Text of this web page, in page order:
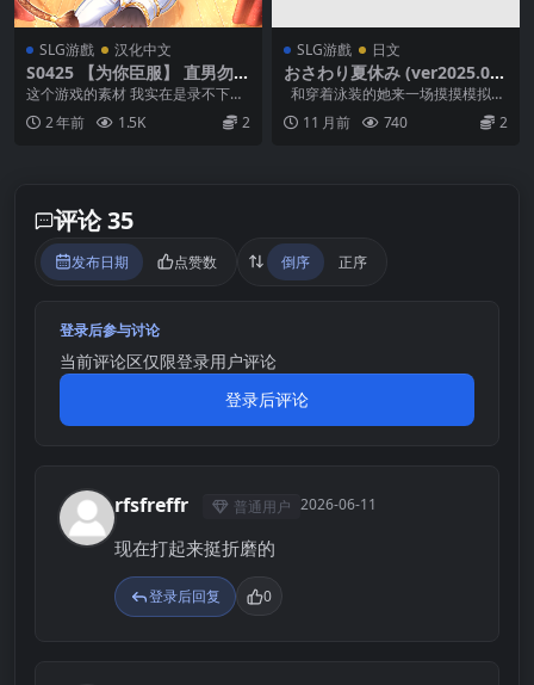
SLG游戲 汉化中文
S0425 【为你臣服】 直男勿
入！南通警告！
这个游戏的素材 我实在是录不下去
了.所以就直接发了！男同啊！慎入
吧！如果这里也能...
2 年前 1.5K 2
SLG游戲 日文
おさわり夏休み (ver2025.08.
29)
和穿着泳装的她来一场摸摸模拟！
和青梅竹马阿美酱，每年夏天都会
一起...11 月前 740 2
评论 35
发布日期 点赞数 倒序 正序
登录后参与讨论
当前评论区仅限登录用户评论
登录后评论
R rfsfreffr 普通用户 2026-06-11
现在打起来挺折磨的
登录后回复 0